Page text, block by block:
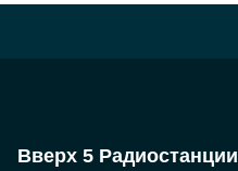
Вверх 5 Радиостанции